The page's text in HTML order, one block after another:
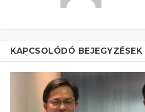
KAPCSOLÓDÓ BEJEGYZÉSEK